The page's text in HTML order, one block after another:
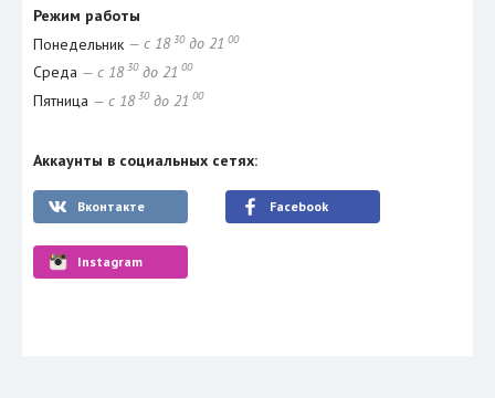
Режим работы
Понедельник — с 18 30до 21 00
Среда — с 18 30до 21 00
Пятница — с 18 30до 21 00
Аккаунты в социальных сетях:
Вконтакте Facebook
Instagram